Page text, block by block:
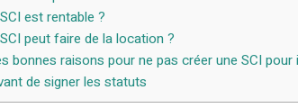
est rentable ?
peut faire de la location ?
bonnes raisons pour ne pas créer une SCI pour
de signer les statuts